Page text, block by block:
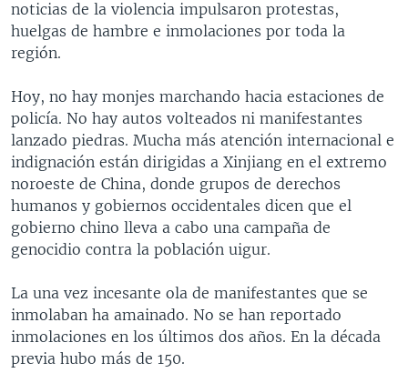
noticias de la violencia impulsaron protestas,
huelgas de hambre e inmolaciones por toda la
región.
Hoy, no hay monjes marchando hacia estaciones de
policía. No hay autos volteados ni manifestantes
lanzado piedras. Mucha más atención internacional e
indignación están dirigidas a Xinjiang en el extremo
noroeste de China, donde grupos de derechos
humanos y gobiernos occidentales dicen que el
gobierno chino lleva a cabo una campaña de
genocidio contra la población uigur.
La una vez incesante ola de manifestantes que se
inmolaban ha amainado. No se han reportado
inmolaciones en los últimos dos años. En la década
previa hubo más de 150.